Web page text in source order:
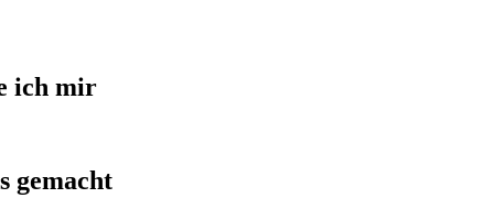
ich mir
gemacht